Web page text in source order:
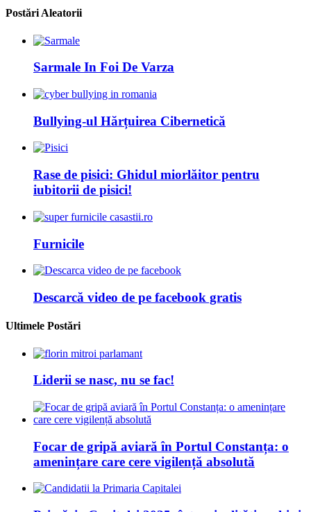
Postări Aleatorii
Sarmale In Foi De Varza
Bullying-ul Hărțuirea Cibernetică
Rase de pisici: Ghidul miorlăitor pentru
iubitorii de pisici!
Furnicile
Descarcă video de pe facebook gratis
Ultimele Postări
Liderii se nasc, nu se fac!
Focar de gripă aviară în Portul Constanța: o
amenințare care cere vigilență absolută